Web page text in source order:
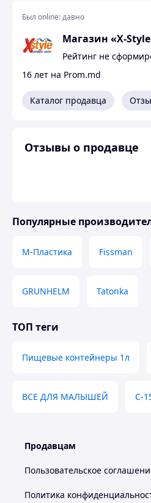
Был online:давно
Магазин «X-
Рейтинг не
16 лет на Prom.md
Каталог продавца
Отзывы о продавце
Популярные
М-Пластика Fissman
GRUNHELM Tatonka
ТОП теги
Пищевые контейнеры 1л
ВСЕ ДЛЯ МАЛЫШЕЙ С-
Продавцам
Пользовательское
Политика